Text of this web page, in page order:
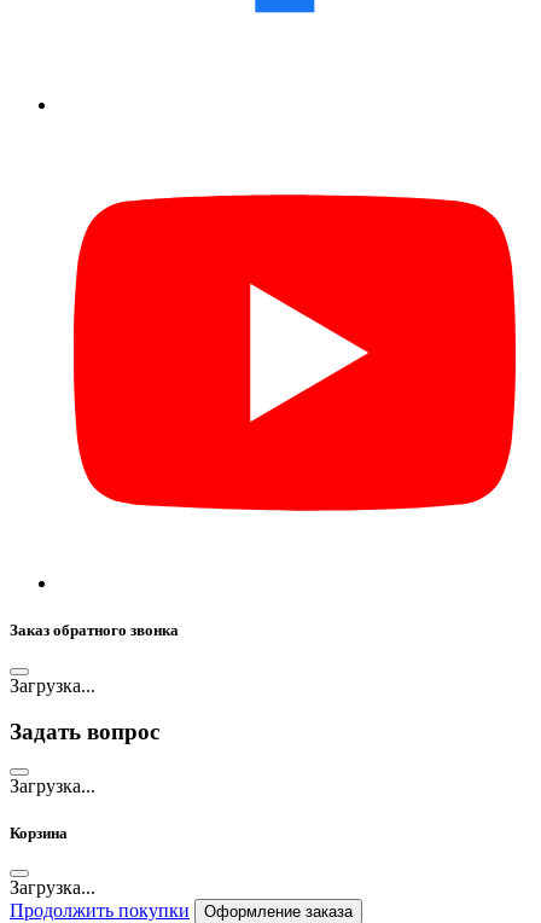
Заказ обратного звонка
Загрузка...
Задать вопрос
Загрузка...
Корзина
Загрузка...
Продолжить покупки
Оформление заказа